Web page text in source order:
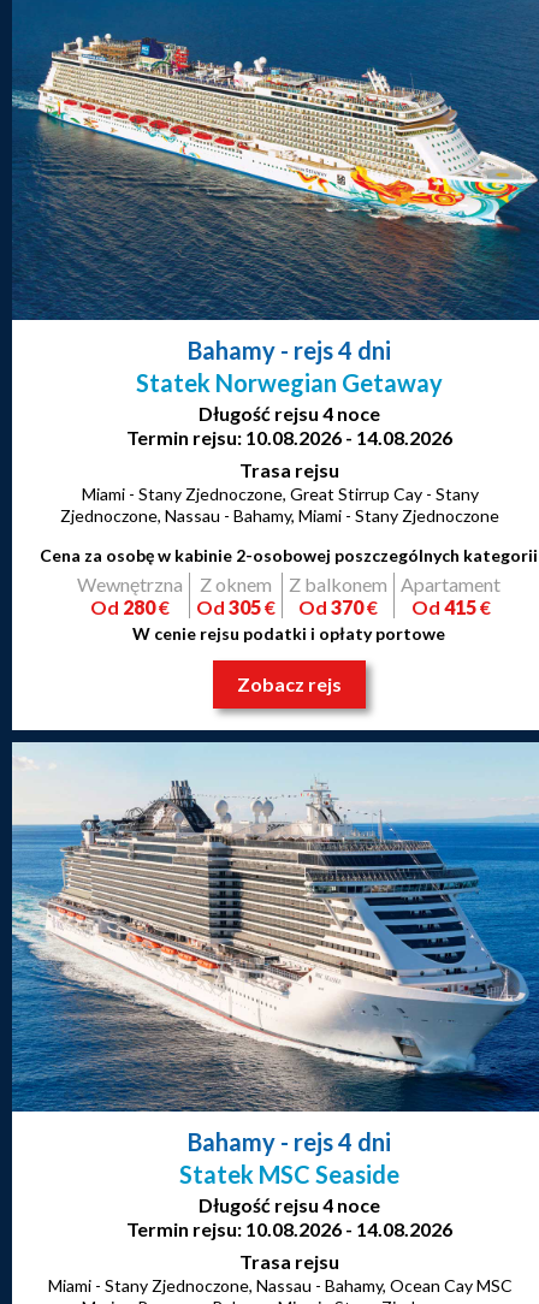
Bahamy- rejs 4 dni
Statek Norwegian Getaway
Długość rejsu 4 noce
Termin rejsu: 10.08.2026 - 14.08.2026
Trasa rejsu
Miami - Stany Zjednoczone, Great Stirrup Cay - Stany
Zjednoczone, Nassau - Bahamy, Miami - Stany Zjednoczone
Cena za osobę w kabinie 2-osobowej poszczególnych kategorii
Wewnętrzna
Od 280€
Z oknem
Od 305€
Z balkonem
Od 370€
Apartament
Od 415€
W cenie rejsu podatki i opłaty portowe
Zobacz rejs
Bahamy- rejs 4 dni
Statek MSC Seaside
Długość rejsu 4 noce
Termin rejsu: 10.08.2026 - 14.08.2026
Trasa rejsu
Miami - Stany Zjednoczone, Nassau - Bahamy, Ocean Cay MSC